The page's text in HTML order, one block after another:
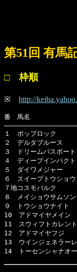
第51回 有馬
□ 枠順
※ http://
番　馬名　　　　　　
１　ポップロック　　
２　デルタブルース　
３　ドリームパスポー
４　ディープインパク
５　ダイワメジャー　
６　スイープトウショ
７地コスモバルク　　
８　メイショウサムソ
９　トウショウナイト
10　アドマイヤメイン
11　スウィフトカレン
12　アドマイヤフジ　
13　ウインジェネラー
14　トーセンシャナオ